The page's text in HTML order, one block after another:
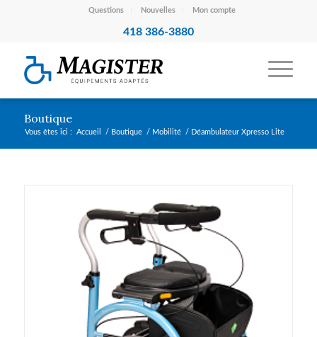
Questions Nouvelles Mon compte
418 386-3880
Boutique
Vous êtes ici : Accueil / Boutique / Mobilité / Déambulateur Xpresso Lite